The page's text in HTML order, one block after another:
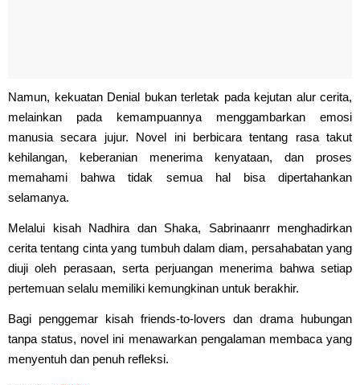
Namun, kekuatan Denial bukan terletak pada kejutan alur cerita,
melainkan pada kemampuannya menggambarkan emosi
manusia secara jujur. Novel ini berbicara tentang rasa takut
kehilangan, keberanian menerima kenyataan, dan proses
memahami bahwa tidak semua hal bisa dipertahankan
selamanya.
Melalui kisah Nadhira dan Shaka, Sabrinaanrr menghadirkan
cerita tentang cinta yang tumbuh dalam diam, persahabatan yang
diuji oleh perasaan, serta perjuangan menerima bahwa setiap
pertemuan selalu memiliki kemungkinan untuk berakhir.
Bagi penggemar kisah friends-to-lovers dan drama hubungan
tanpa status, novel ini menawarkan pengalaman membaca yang
menyentuh dan penuh refleksi.